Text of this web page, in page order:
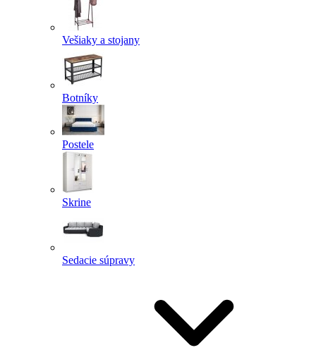
Vešiaky a stojany
Botníky
Postele
Skrine
Sedacie súpravy